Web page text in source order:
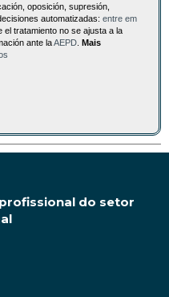
oposición, supresión,
automatizadas: entre em
el tratamiento no se ajusta a la
ante laAEPD Mais
do setor